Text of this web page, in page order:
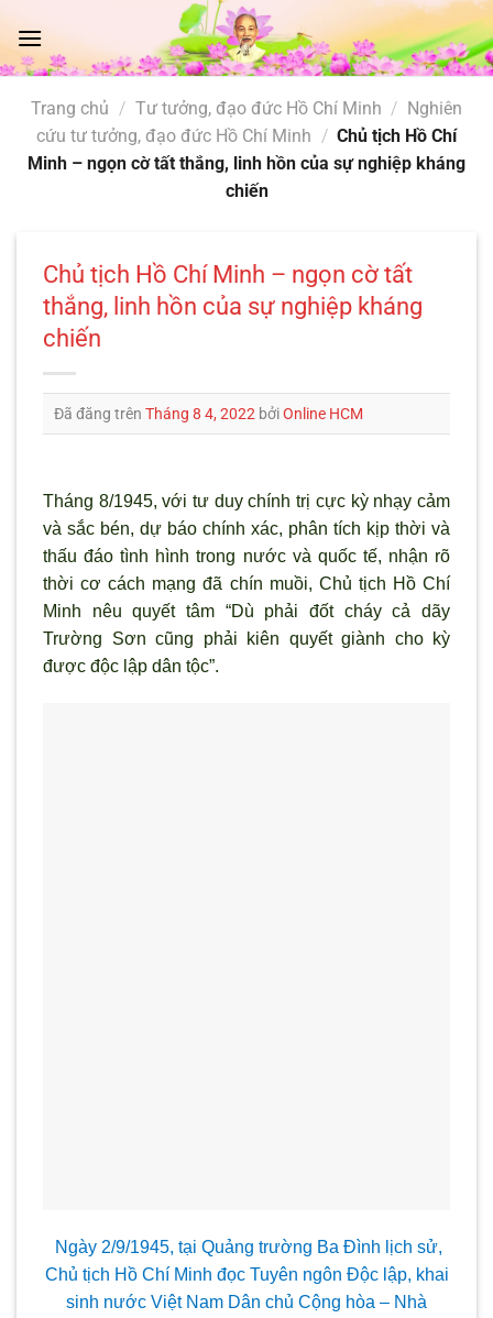
đến
nội
Trang chủ / Tư tưởng, đạo đức Hồ Chí Minh / Nghiên
cứu tư tưởng, đạo đức Hồ Chí Minh / Chủ tịch Hồ Chí
Minh – ngọn cờ tất thắng, linh hồn của sự nghiệp kháng
chiến
Chủ tịch Hồ Chí Minh – ngọn cờ tất
thắng, linh hồn của sự nghiệp kháng
chiến
Đã đăng trên Tháng 8 4, 2022 bởiOnline HCM
Tháng 8/1945, với tư duy chính trị cực kỳ nhạy cảm
và sắc bén, dự báo chính xác, phân tích kịp thời và
thấu đáo tình hình trong nước và quốc tế, nhận rõ
thời cơ cách mạng đã chín muồi, Chủ tịch Hồ Chí
Minh nêu quyết tâm “Dù phải đốt cháy cả dãy
Trường Sơn cũng phải kiên quyết giành cho kỳ
được độc lập dân tộc”.
Ngày 2/9/1945, tại Quảng trường Ba Đình lịch sử,
Chủ tịch Hồ Chí Minh đọc Tuyên ngôn Độc lập, khai
sinh nước Việt Nam Dân chủ Cộng hòa – Nhà